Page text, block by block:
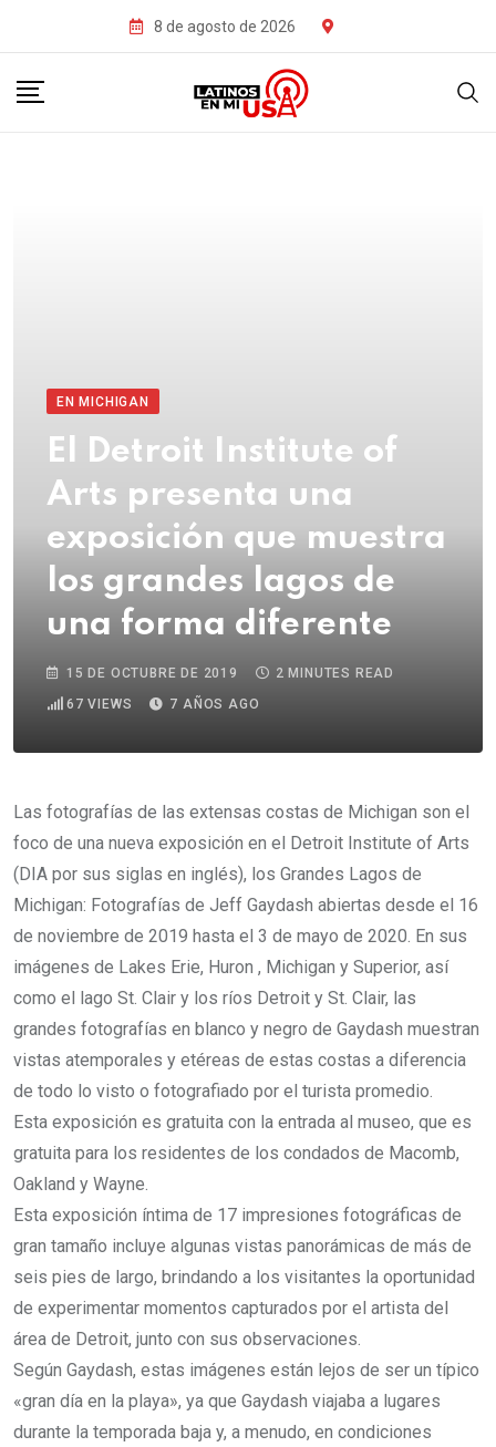
8 de agosto de 2026
EN MICHIGAN
El Detroit Institute of
Arts presenta una
exposición que muestra
los grandes lagos de
una forma diferente
15 DE OCTUBRE DE 2019
2 MINUTES READ
67 VIEWS 7 AÑOS AGO
Las fotografías de las extensas costas de Michigan son el
foco de una nueva exposición en el Detroit Institute of Arts
(DIA por sus siglas en inglés), los Grandes Lagos de
Michigan: Fotografías de Jeff Gaydash abiertas desde el 16
de noviembre de 2019 hasta el 3 de mayo de 2020. En sus
imágenes de Lakes Erie, Huron , Michigan y Superior, así
como el lago St. Clair y los ríos Detroit y St. Clair, las
grandes fotografías en blanco y negro de Gaydash muestran
vistas atemporales y etéreas de estas costas a diferencia
de todo lo visto o fotografiado por el turista promedio.
Esta exposición es gratuita con la entrada al museo, que es
gratuita para los residentes de los condados de Macomb,
Oakland y Wayne.
Esta exposición íntima de 17 impresiones fotográficas de
gran tamaño incluye algunas vistas panorámicas de más de
seis pies de largo, brindando a los visitantes la oportunidad
de experimentar momentos capturados por el artista del
área de Detroit, junto con sus observaciones.
Según Gaydash, estas imágenes están lejos de ser un típico
«gran día en la playa», ya que Gaydash viajaba a lugares
durante la temporada baja y, a menudo, en condiciones